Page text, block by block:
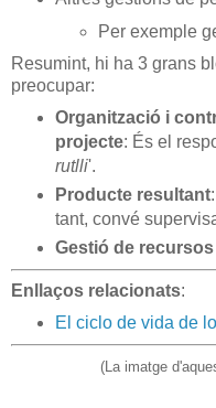
Per exemple
Resumint, hi ha 3 grans
preocupar:
Organització i
projecte: És el
rutlli'.
Producte resultant
tant, convé
Gestió de
Enllaços relacionats:
El ciclo de vida de
(La imatge